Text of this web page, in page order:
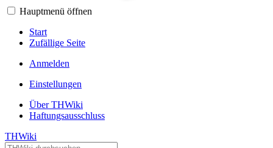
Hauptmenü öffnen
Start
Zufällige Seite
Anmelden
Einstellungen
Über THWiki
Haftungsausschluss
THWiki